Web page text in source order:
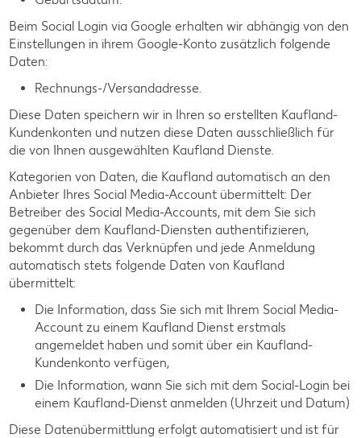
Beim Social Login via Google erhalten wir abhängig von den
Einstellungen in ihrem Google-Konto zusätzlich folgende
Daten:
Rechnungs-/Versandadresse.
Diese Daten speichern wir in Ihren so erstellten Kaufland-
Kundenkonten und nutzen diese Daten ausschließlich für
die von Ihnen ausgewählten Kaufland Dienste.
Kategorien von Daten, die Kaufland automatisch an den
Anbieter Ihres Social Media-Account übermittelt: Der
Betreiber des Social Media-Accounts, mit dem Sie sich
gegenüber dem Kaufland-Diensten authentifizieren,
bekommt durch das Verknüpfen und jede Anmeldung
automatisch stets folgende Daten von Kaufland
übermittelt:
Die Information, dass Sie sich mit Ihrem Social Media-
Account zu einem Kaufland Dienst erstmals
angemeldet haben und somit über ein Kaufland-
Kundenkonto verfügen,
Die Information, wann Sie sich mit dem Social-Login bei
einem Kaufland-Dienst anmelden (Uhrzeit und Datum)
Diese Datenübermittlung erfolgt automatisiert und ist für